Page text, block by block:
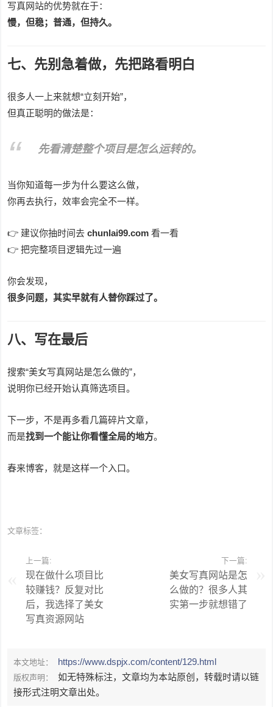
写真网站的优势就在于：
慢，但稳；普通，但持久。
七、先别急着做，先把路看明白
很多人一上来就想“立刻开始”，
但真正聪明的做法是：
先看清楚整个项目是怎么运转的。
当你知道每一步为什么要这么做，
你再去执行，效率会完全不一样。
👉 建议你抽时间去chunlai99.com 看一看
👉 把完整项目逻辑先过一遍
你会发现，
很多问题，其实早就有人替你踩过了。
八、写在最后
搜索“美女写真网站是怎么做的”，
说明你已经开始认真筛选项目。
下一步，不是再多看几篇碎片文章，
而是找到一个能让你看懂全局的地方。
春来博客，就是这样一个入口。
文章标签：
上一篇:
现在做什么项目比
较赚钱？反复对比
后，我选择了美女
写真资源网站
下一篇:
美女写真网站是怎
么做的？很多人其
实第一步就想错了
本文地址： https://www.dspjx.com/content/129.html
版权声明：
如无特殊标注，文章均为本站原创，转载时请以链
接形式注明文章出处。